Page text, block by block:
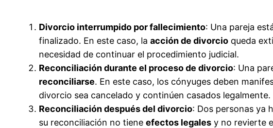
Divorcio interrumpido por fallecimiento: Una pareja
finalizado. En este caso, la acción de divorcio queda
necesidad de continuar el procedimiento judicial.
Reconciliación durante el proceso de divorcio: Una
reconciliarse. En este caso, los cónyuges deben
divorcio sea cancelado y continúen casados legalmente.
Reconciliación después del divorcio: Dos personas ya
su reconciliación no tiene efectos legales y no revierte